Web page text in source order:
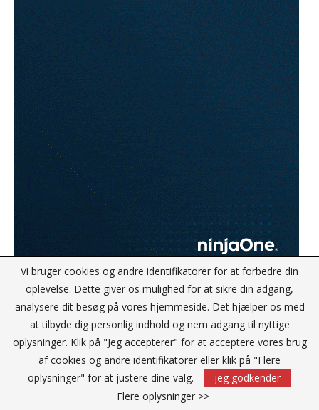
EFTER ARBEJDE
Vi bruger cookies og andre identifikatorer for at forbedre din
oplevelse. Dette giver os mulighed for at sikre din adgang,
analysere dit besøg på vores hjemmeside. Det hjælper os med
at tilbyde dig personlig indhold og nem adgang til nyttige
oplysninger. Klik på "Jeg accepterer" for at acceptere vores brug
af cookies og andre identifikatorer eller klik på "Flere
oplysninger" for at justere dine valg.
jeg godkender
Flere oplysninger >>